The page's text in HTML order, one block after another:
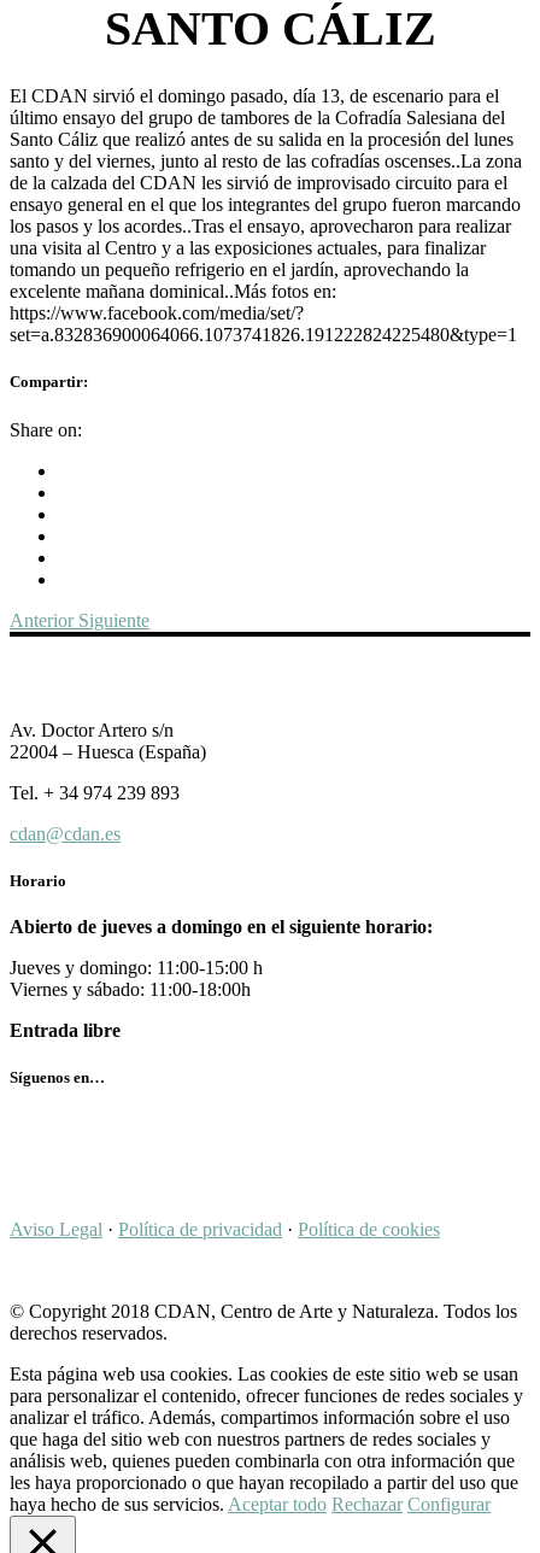
SANTO CÁLIZ
El CDAN sirvió el domingo pasado, día 13, de escenario para el
último ensayo del grupo de tambores de la Cofradía Salesiana del
Santo Cáliz que realizó antes de su salida en la procesión del lunes
santo y del viernes, junto al resto de las cofradías oscenses..La zona
de la calzada del CDAN les sirvió de improvisado circuito para el
ensayo general en el que los integrantes del grupo fueron marcando
los pasos y los acordes..Tras el ensayo, aprovecharon para realizar
una visita al Centro y a las exposiciones actuales, para finalizar
tomando un pequeño refrigerio en el jardín, aprovechando la
excelente mañana dominical..Más fotos en:
https://www.facebook.com/media/set/?
set=a.832836900064066.1073741826.191222824225480&type=1
Compartir:
Share on:
Anterior Siguiente
Av. Doctor Artero s/n
22004 – Huesca (España)
Tel. + 34 974 239 893
cdan@cdan.es
Horario
Abierto de jueves a domingo en el siguiente horario:
Jueves y domingo: 11:00-15:00 h
Viernes y sábado: 11:00-18:00h
Entrada libre
Síguenos en…
Aviso Legal · Política de privacidad · Política de cookies
© Copyright 2018 CDAN, Centro de Arte y Naturaleza. Todos los
derechos reservados.
Esta página web usa cookies. Las cookies de este sitio web se usan
para personalizar el contenido, ofrecer funciones de redes sociales y
analizar el tráfico. Además, compartimos información sobre el uso
que haga del sitio web con nuestros partners de redes sociales y
análisis web, quienes pueden combinarla con otra información que
les haya proporcionado o que hayan recopilado a partir del uso que
haya hecho de sus servicios. Aceptar todo Rechazar Configurar